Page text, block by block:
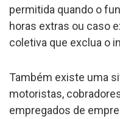
permitida quando o
horas extras ou caso
coletiva que exclua o
Também existe uma
motoristas,
empregados de